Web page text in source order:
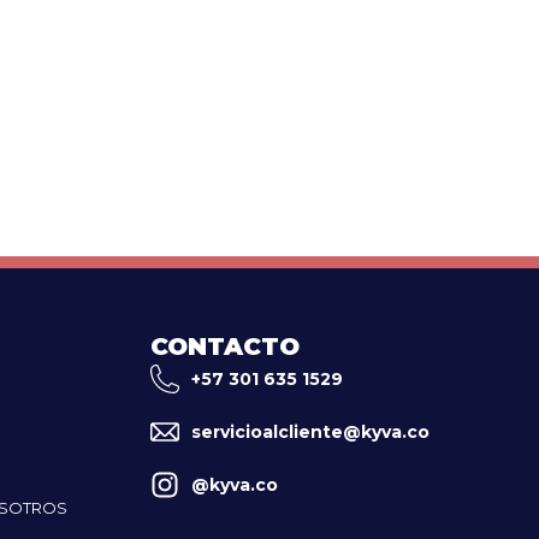
CONTACTO
+57 301 635 1529
servicioalcliente@kyva.co
@kyva.co